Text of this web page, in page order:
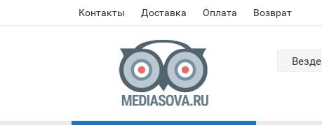
Контакты Доставка Оплата Возврат
Везде